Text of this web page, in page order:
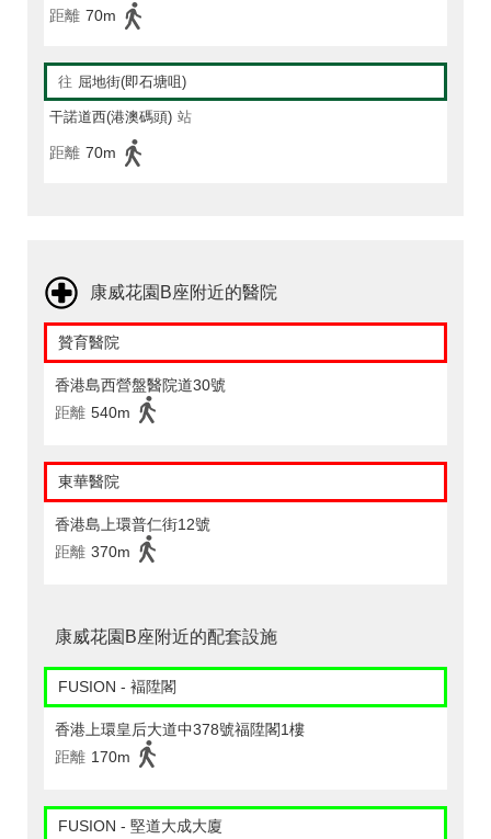
距離 70m
往 屈地街(即石塘咀)
干諾道西(港澳碼頭) 站
距離 70m
康威花園B座附近的醫院
贊育醫院
香港島西營盤醫院道30號
距離 540m
東華醫院
香港島上環普仁街12號
距離 370m
康威花園B座附近的配套設施
FUSION - 褔陞閣
香港上環皇后大道中378號福陞閣1樓
距離 170m
FUSION - 堅道大成大廈